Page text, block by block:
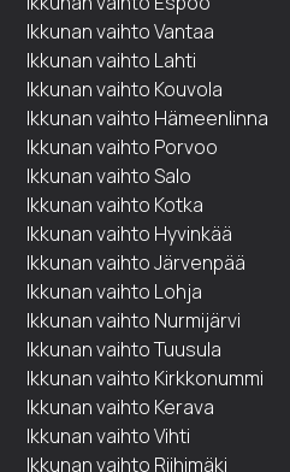
Ikkunan vaihto Vantaa
Ikkunan vaihto Lahti
Ikkunan vaihto Kouvola
Ikkunan vaihto Hämeenlinna
Ikkunan vaihto Porvoo
Ikkunan vaihto Salo
Ikkunan vaihto Kotka
Ikkunan vaihto Hyvinkää
Ikkunan vaihto Järvenpää
Ikkunan vaihto Lohja
Ikkunan vaihto Nurmijärvi
Ikkunan vaihto Tuusula
Ikkunan vaihto Kirkkonummi
Ikkunan vaihto Kerava
Ikkunan vaihto Vihti
Ikkunan vaihto Riihimäki